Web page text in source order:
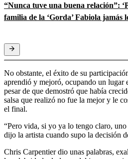
“Nunca tuve una buena relación”:
familia de la ‘Gorda’ Fabiola jamás
No obstante, el éxito de su
aprendió y mejoró, ocupando un lugar
pesar de que demostró que había
salsa que realizó no fue la mejor y le
el final.
“Pero vida, si yo ya lo tengo claro, uno
dijo la artista cuando supo la decisión
Chris Carpentier dio unas palabras,